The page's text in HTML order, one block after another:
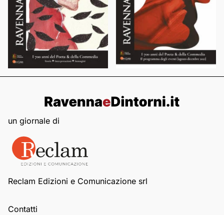
un giornale di
Reclam Edizioni e Comunicazione srl
Contatti